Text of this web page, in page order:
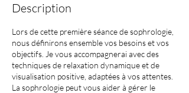
Description
Lors de cette première séance de sophrologie,
nous définirons ensemble vos besoins et vos
objectifs. Je vous accompagnerai avec des
techniques de relaxation dynamique et de
visualisation positive, adaptées à vos attentes.
La sophrologie peut vous aider à gérer le